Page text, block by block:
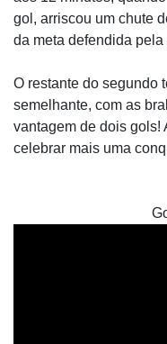
gol, arriscou um chute
da meta defendida
O restante do segundo
semelhante, com as
vantagem de dois gols!
celebrar mais uma